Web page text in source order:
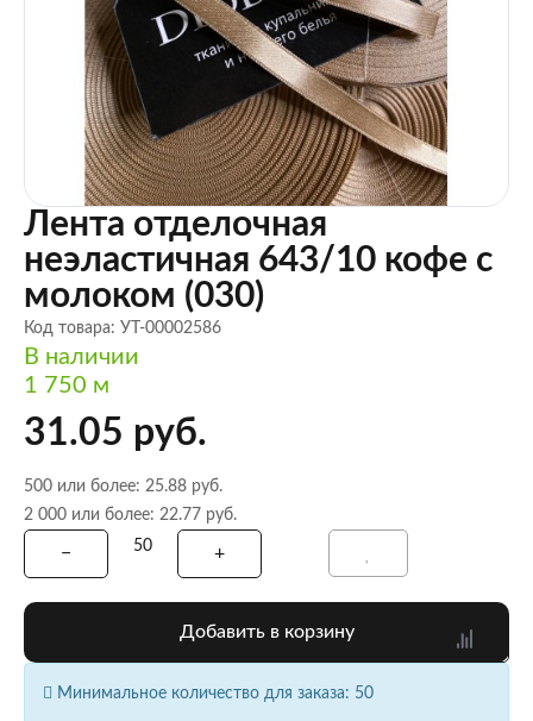
Лента отделочная
неэластичная 643/10 кофе с
молоком (030)
Код товара: УТ-00002586
В наличии
1 750 м
31.05 руб.
500 или более: 25.88 руб.
2 000 или более: 22.77 руб.
Добавить в корзину
Минимальное количество для заказа: 50